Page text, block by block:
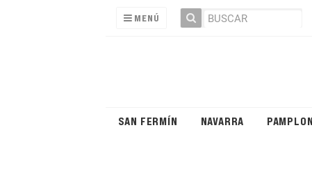
MENÚ
SAN FERMÍN NAVARRA